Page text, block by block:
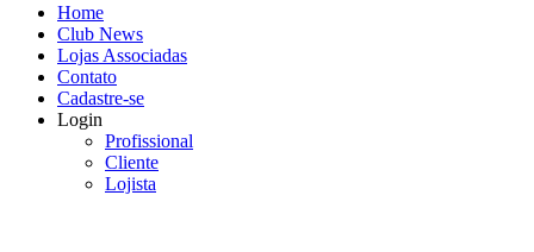
Home
Club News
Lojas Associadas
Contato
Cadastre-se
Login
Profissional
Cliente
Lojista